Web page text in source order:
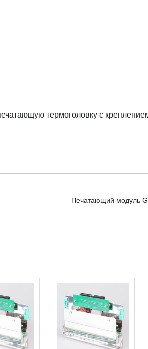
термоголовку с
Печатающий модуль